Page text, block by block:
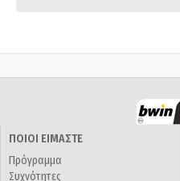
ΠΟΙΟΙ ΕΙΜΑΣΤΕ
Πρόγραμμα
Συχνότητες